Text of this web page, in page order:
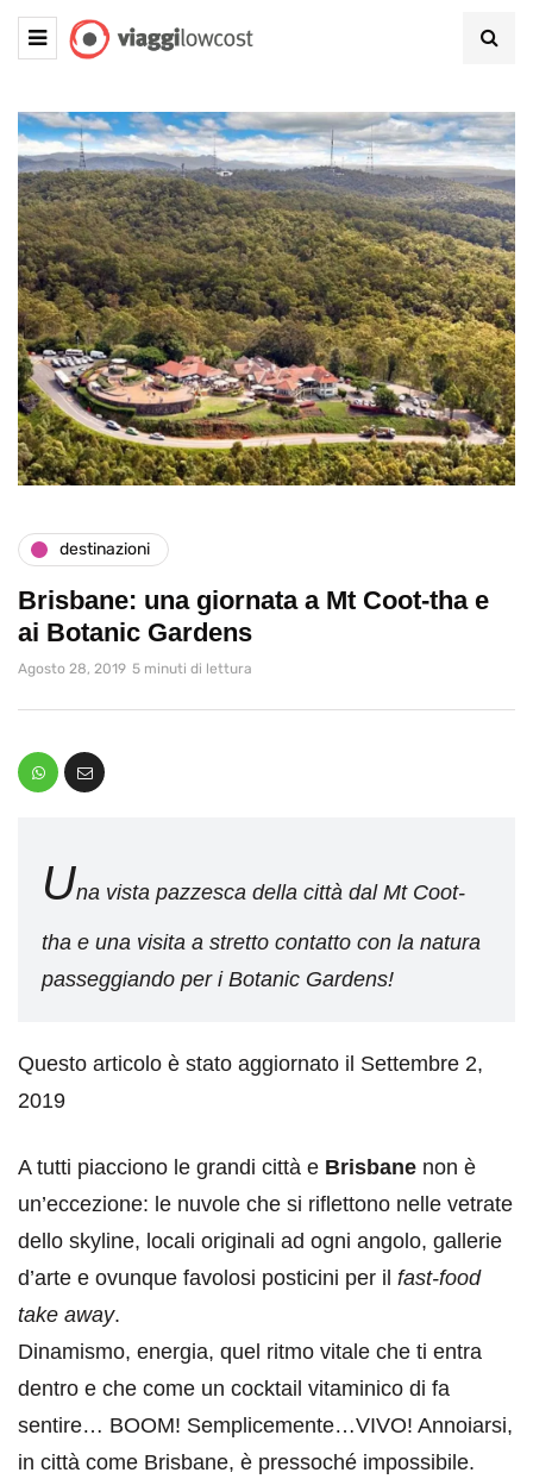
destinazioni
Brisbane: una giornata a Mt Coot-tha e
ai Botanic Gardens
Agosto 28, 2019 5 minuti di lettura
Una vista pazzesca della città dal Mt Coot-
tha e una visita a stretto contatto con la natura
passeggiando per i Botanic Gardens!
Questo articolo è stato aggiornato il Settembre 2,
2019
A tutti piacciono le grandi città e Brisbane non è
un’eccezione: le nuvole che si riflettono nelle vetrate
dello skyline, locali originali ad ogni angolo, gallerie
d’arte e ovunque favolosi posticini per il fast-food
take away.
Dinamismo, energia, quel ritmo vitale che ti entra
dentro e che come un cocktail vitaminico di fa
sentire… BOOM! Semplicemente…VIVO! Annoiarsi,
in città come Brisbane, è pressoché impossibile.